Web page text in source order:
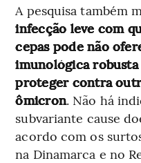
A pesquisa também
infecção leve com
cepas pode não
imunológica
proteger contra
ômicron. Não há
subvariante cause
acordo com os
na Dinamarca e no